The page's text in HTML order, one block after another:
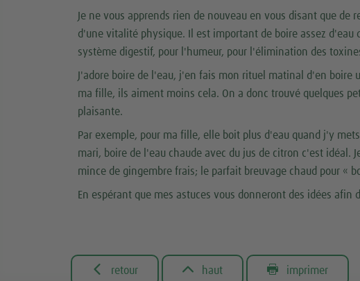
Je ne vous apprends rien de nouveau en vous disant que
d'une vitalité physique. Il est important de boire assez
système digestif, pour l'humeur, pour l'élimination des
J'adore boire de l'eau, j'en fais mon rituel matinal d'en
ma fille, ils aiment moins cela. On a donc trouvé quelques
plaisante.
Par exemple, pour ma fille, elle boit plus d'eau quand j'y
mari, boire de l'eau chaude avec du jus de citron c'est idéal.
mince de gingembre frais; le parfait breuvage chaud pour «
En espérant que mes astuces vous donneront des idées
 retour  haut  imprimer